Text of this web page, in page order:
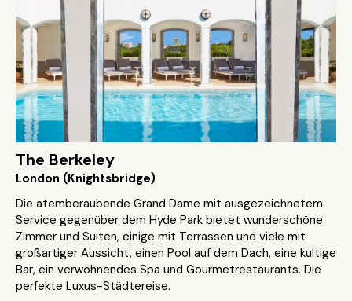
The Berkeley
London (Knightsbridge)
Die atemberaubende Grand Dame mit ausgezeichnetem
Service gegenüber dem Hyde Park bietet wunderschöne
Zimmer und Suiten, einige mit Terrassen und viele mit
großartiger Aussicht, einen Pool auf dem Dach, eine kultige
Bar, ein verwöhnendes Spa und Gourmetrestaurants. Die
perfekte Luxus-Städtereise.